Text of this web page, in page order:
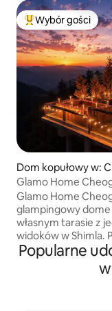
Najpopularniejsze
Wybór gości
Dom kopułowy w:
Glamo Home
prywatne miejsce
Glamo Home
glampingowy
własnym tarasie z
widoków w Shimla.
rezerwacji całe
wyłącznej
prywatność i wygodę.
Popularne